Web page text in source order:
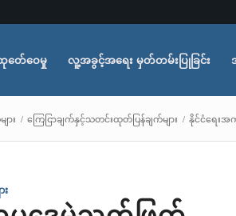
တ်ေဝေမှု လူ့အခွင့်အရေး မှတ်တမ်းပြုခြင်း
ား / ကြေငြာချက်နှင့်သတင်းထုတ်ပြန်ချက်များ / နိုင်ငံရေးအက